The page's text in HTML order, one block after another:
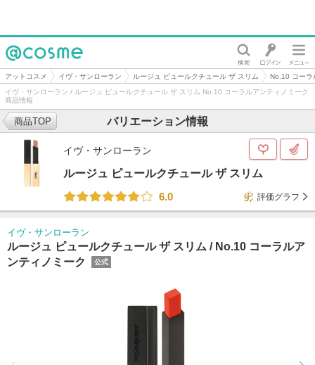
@cosme
アットコスメ イヴ・サンローラン ルージュ ピュールクチュール ザ スリム
No.10 コーラ
イヴ・サンローラン / ルージュ ピュールクチュール ザ スリム No.10 コーラルアンティノミーク
商品情報
バリエーション情報
商品TOP
イヴ・サンローラン
ルージュ ピュールクチュール ザ スリム
6.0
評価グラフ
イヴ・サンローラン
ルージュ ピュールクチュール ザ スリム / No.10 コーラルア
ンティノミーク
公式